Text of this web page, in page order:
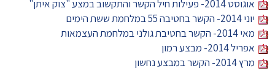
אוגוסט 2014- פעילות חיל הקשר והתקשוב במצע "צוק איתן"
יוני 2014- הקשר בחטיבה 55 במלחמת ששת הימים
מאי 2014- הקשר בחטיבת גולני במלחמת העצמאות
אפריל 2014- מבצע רמון
מרץ 2014- הקשר במבצע נחשון